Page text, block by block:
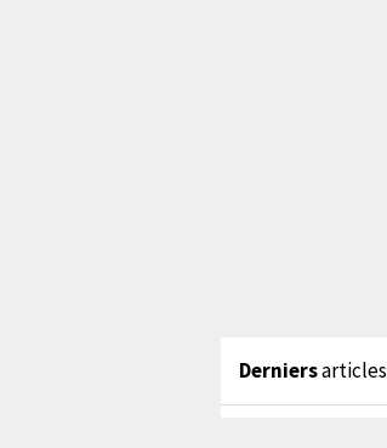
Derniersarticles